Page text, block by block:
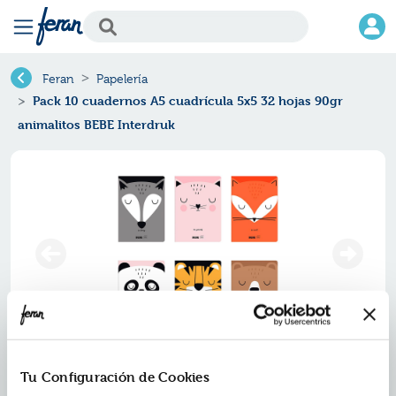
Tu Configuración de Cookies
Feran Papelería
Pack 10 cuadernos A5 cuadrícula 5x5 32 hojas 90gr
animalitos BEBE Interdruk
Pack 10 cuadernos a5 cuadrícula